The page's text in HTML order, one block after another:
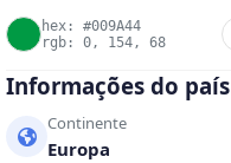
hex: #009A44
rgb: 0, 154, 68
Informações do país
Continente
Europa